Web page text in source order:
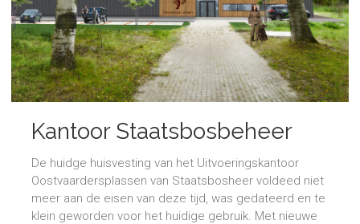
Kantoor Staatsbosbeheer
De huidge huisvesting van het Uitvoeringskantoor
Oostvaardersplassen van Staatsbosheer voldeed niet
meer aan de eisen van deze tijd, was gedateerd en te
klein geworden voor het huidige gebruik. Met nieuwe